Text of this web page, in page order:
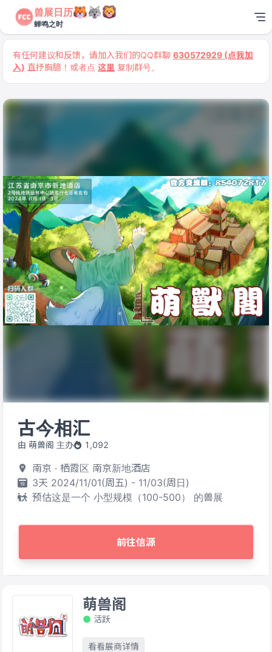
兽展日历
蝉鸣之时
有任何建议和反馈，请加入我们的QQ群聊 630572929 (点我加
入) 直抒胸臆！或者点 这里 复制群号。
古今相汇
由 萌兽阁 主办 1,092
南京 · 栖霞区 南京新地酒店
3天 2024/11/01(周五) - 11/03(周日)
预估这是一个 小型规模（100-500） 的兽展
前往信源
萌兽阁
活跃
看看展商详情